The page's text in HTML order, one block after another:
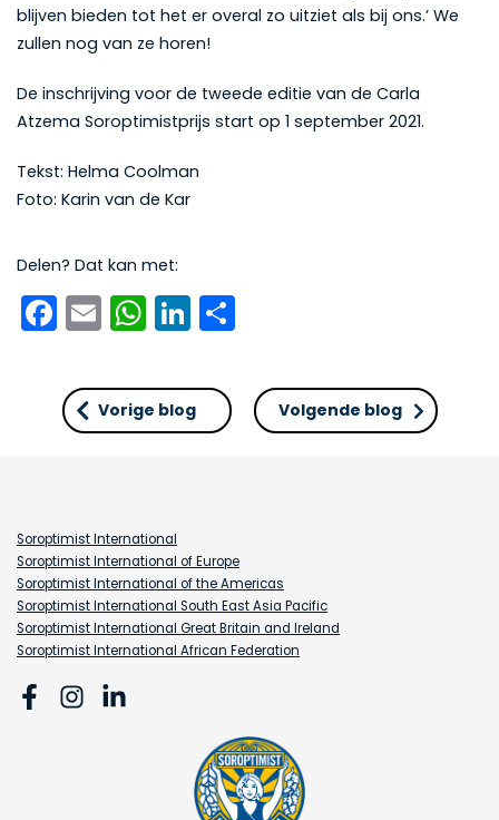
blijven bieden tot het er overal zo uitziet als bij ons.’ We
zullen nog van ze horen!
De inschrijving voor de tweede editie van de Carla
Atzema Soroptimistprijs start op 1 september 2021.
Tekst: Helma Coolman
Foto: Karin van de Kar
Delen? Dat kan met:
Facebook
EmailWhatsApp
LinkedIn
Vorige blog Volgende blog
Soroptimist International
Soroptimist International of Europe
Soroptimist International of the Americas
Soroptimist International South East Asia Pacific
Soroptimist International Great Britain and Ireland
Soroptimist International African Federation